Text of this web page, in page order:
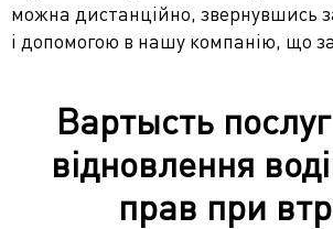
можна дистанційно, звернувшись
і допомогою в нашу компанію, що
Вартысть послуг
відновлення
прав при